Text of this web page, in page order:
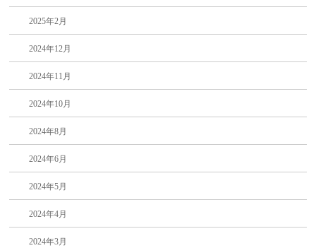
2025年2月
2024年12月
2024年11月
2024年10月
2024年8月
2024年6月
2024年5月
2024年4月
2024年3月